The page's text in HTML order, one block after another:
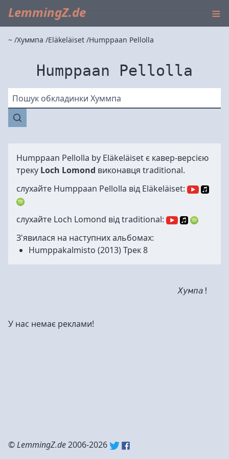
LemmingZ.de ≡
~ Хуммпа Eläkeläiset Humppaan Pellolla
Humppaan Pellolla
Пошук обкладинки Хуммпа
Humppaan Pellolla by Eläkeläiset є кавер-версією
треку Loch Lomond виконавця traditional.
слухайте Humppaan Pellolla від Eläkeläiset:
слухайте Loch Lomond від traditional:
З'явилася на наступних альбомах:
Humppakalmisto (2013) Трек 8
Хумпа !
У нас немає реклами!
©LemmingZ.de2006-2026